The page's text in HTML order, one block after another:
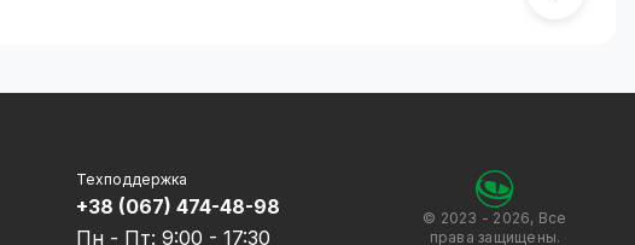
Техподдержка
+38 (067) 474-48-98
Пн - Пт: 9:00 - 17:30
© 2023 - 2026, Все
права защищены.